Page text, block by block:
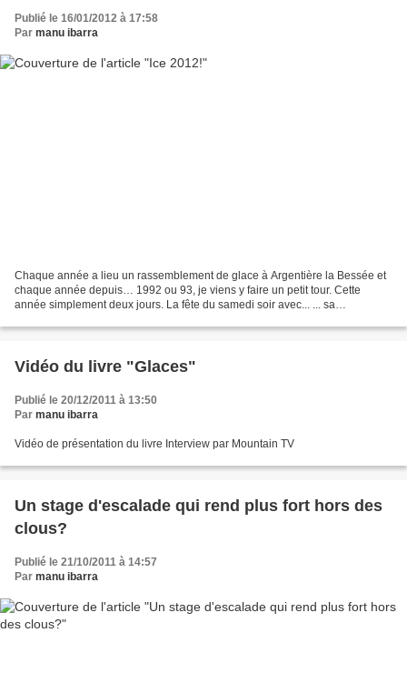
Publié le 16/01/2012 à 17:58
Par manu ibarra
Chaque année a lieu un rassemblement de glace à Argentière la Bessée et
chaque année depuis… 1992 ou 93, je viens y faire un petit tour. Cette
année simplement deux jours. La fête du samedi soir avec... ... sa
Vidéo du livre "Glaces"
Publié le 20/12/2011 à 13:50
Par manu ibarra
Vidéo de présentation du livre Interview par Mountain TV
Un stage d'escalade qui rend plus fort hors des
clous?
Publié le 21/10/2011 à 14:57
Par manu ibarra